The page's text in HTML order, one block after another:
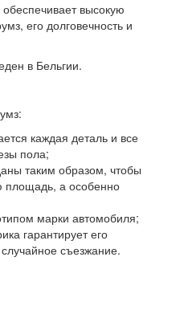
высокую
его долговечность и
в Бельгии.
каждая деталь и все
пола;
таким образом, чтобы
площадь, а особенно
марки автомобиля;
гарантирует его
съезжание.